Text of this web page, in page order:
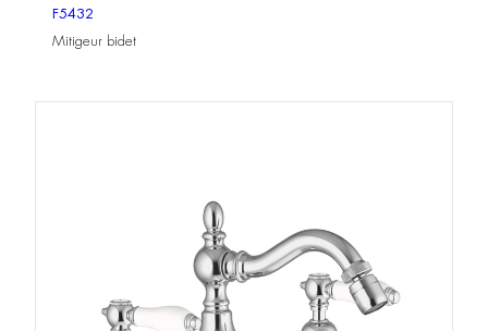
F5432
Mitigeur bidet